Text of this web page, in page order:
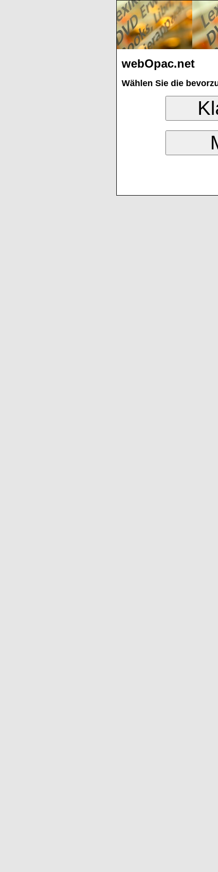
webOpac.net
Wählen Sie die